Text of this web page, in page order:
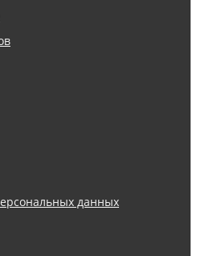
данных